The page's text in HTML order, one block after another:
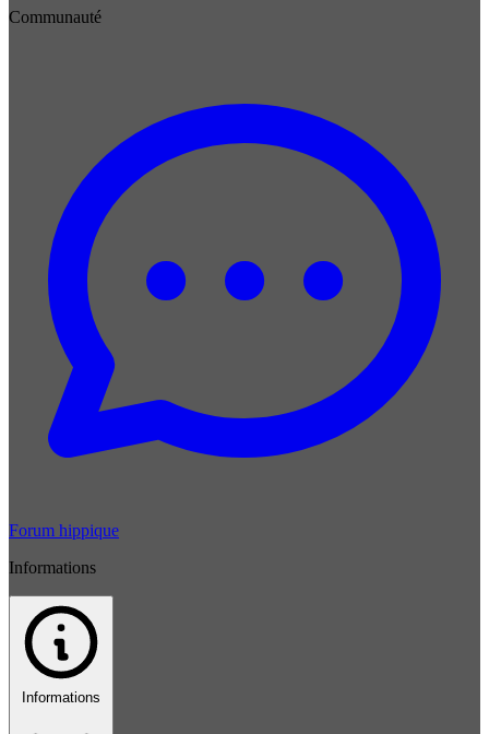
Communauté
Forum hippique
Informations
Informations